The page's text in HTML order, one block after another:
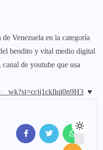
Venezuela en la categoría
bendito y vital medio digital
de youtube que usa
♥